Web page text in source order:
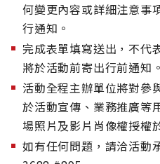
何變更內容或詳細注意事
行通知。
完成表單填寫送出，不代
將於活動前寄出行前通知。
活動全程主辦單位將對參
於活動宣傳、業務推廣等
場照片及影片肖像權授權
如有任何問題，請洽活動